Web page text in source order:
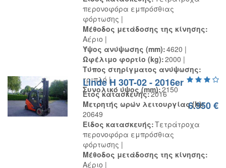
περονοφόρα εμπρόσθιας
φόρτωσης
Μέθοδος μετάδοσης της κίνησης
Αέριο
Ύψος ανύψωσης (mm) 4620
Ωφέλιμο φορτίο (kg) 2000
Τύπος στηρίγματος ανύψωσης
τριπλό
Συνολικό ύψος (mm) 2150
6.950 €
Linde H 30T-02 - 2016er
Έτος κατασκευής 2016
Μετρητής ωρών λειτουργίας (h)
20649
Είδος κατασκευής Τετράτροχα
περονοφόρα εμπρόσθιας
φόρτωσης
Μέθοδος μετάδοσης της κίνησης
Αέριο